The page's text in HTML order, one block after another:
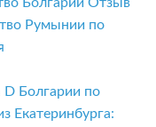
Румынии по
D Болгарии по
Екатеринбурга: